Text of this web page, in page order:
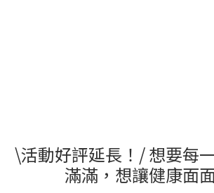
\活動好評延長！/ 想要每
滿滿，想讓健康面